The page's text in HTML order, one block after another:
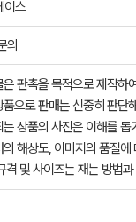
이스
의
은 판촉을 목적으로 제작하
품으로 판매는 신중히 판단
는 상품의 사진은 이해를
의 해상도, 이미지의 품질
격 및 사이즈는 재는 방법